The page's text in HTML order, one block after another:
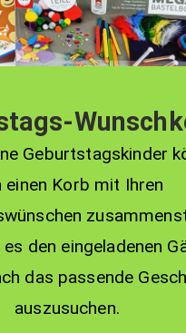
Geburtstagskinder
einen Korb mit Ihren
den eingeladenen
das passende
auszusuchen.